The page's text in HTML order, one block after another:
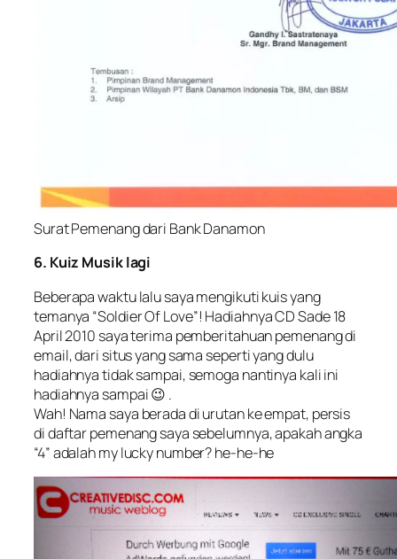
Surat Pemenang dari Bank Danamon
6. Kuiz Musik lagi
Beberapa waktu lalu saya mengikuti kuis yang
temanya “Soldier Of Love”! Hadiahnya CD Sade 18
April 2010 saya terima pemberitahuan pemenang di
email, dari situs yang sama seperti yang dulu
hadiahnya tidak sampai, semoga nantinya kali ini
hadiahnya sampai 😉 .
Wah! Nama saya berada di urutan ke empat, persis
di daftar pemenang saya sebelumnya, apakah angka
“4” adalah my lucky number? he-he-he